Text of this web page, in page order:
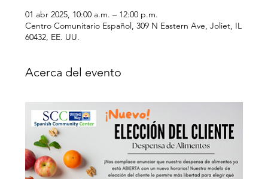
01 abr 2025, 10:00 a.m. – 12:00 p.m.
Centro Comunitario Español, 309 N Eastern Ave, Joliet, IL
60432, EE. UU.
Acerca del evento